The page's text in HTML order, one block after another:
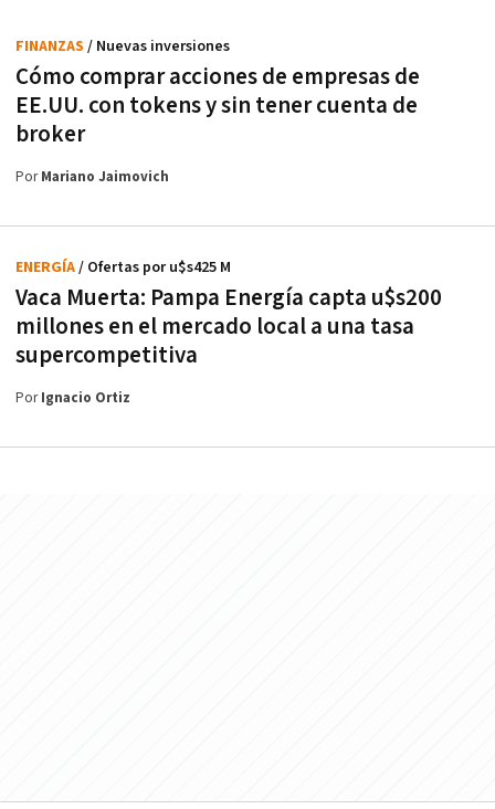
Cómo comprar acciones de empresas de
EE.UU. con tokens y sin tener cuenta de
broker
FINANZAS / Nuevas inversiones
PorMariano Jaimovich
Vaca Muerta: Pampa Energía capta u$s200
millones en el mercado local a una tasa
supercompetitiva
ENERGÍA/ Ofertas por u$s425 M
PorIgnacio Ortiz